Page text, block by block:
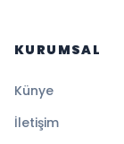
KURUMSAL
Künye
İletişim